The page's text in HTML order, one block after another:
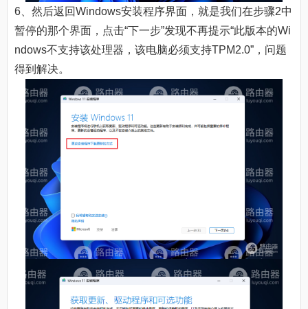
6、然后返回Windows安装程序界面，就是我们在步骤2中
暂停的那个界面，点击“下一步”发现不再提示“此版本的Wi
ndows不支持该处理器，该电脑必须支持TPM2.0”，问题
得到解决。